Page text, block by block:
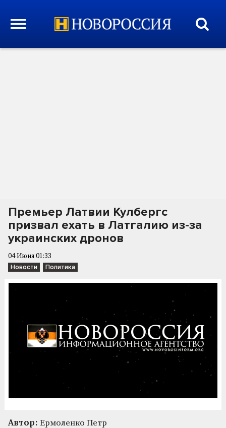
Премьер Латвии Кулбергс
призвал ехать в Латгалию из-за
украинских дронов
04 Июня 01:33
Новости Политика
Автор: Ермоленко Петр